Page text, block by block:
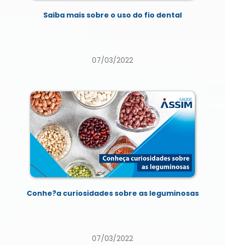
Saiba mais sobre o uso do fio dental
07/03/2022
Conhe?a curiosidades sobre as leguminosas
07/03/2022